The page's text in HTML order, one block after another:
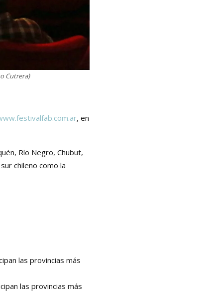
Cutrera)
, en
Río Negro, Chubut,
chileno como la
las provincias más
las provincias más